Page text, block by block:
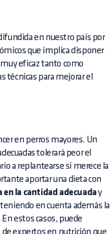
en nuestro país por
que implica disponer
eficaz tanto como
para mejorar el
en perros mayores. Un
tolerará peor el
a replantearse si merece la
aportar una dieta con
en la cantidad adecuaday
en cuenta además la
estos casos, puede
expertos en nutrición que